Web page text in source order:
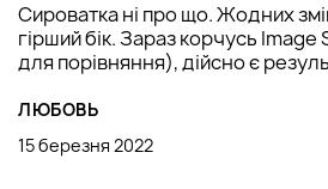
Сироватка ні про що. Жодних
гірший бік. Зараз корчусь
для порівняння), дійсно є
ЛЮБОВЬ
15 березня 2022